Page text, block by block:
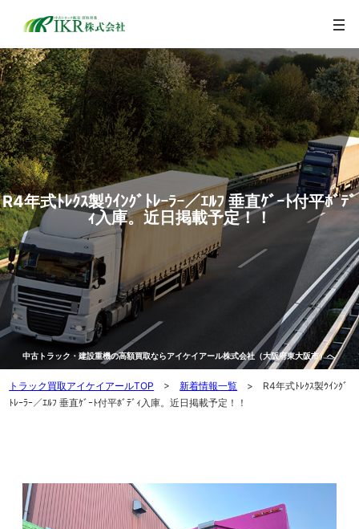
R4年式ﾄﾚｸｽ製ｳｲﾝｸﾞﾄﾚｰﾗｰ／ｴﾙﾌ 垂直ｹﾞｰﾄ付平ﾎﾞﾃﾞ
ｨ入庫。近日掲載予定！！
中古トラック・建設重機の高額買取ならアイケイアール株式会社（大阪府東大阪市）へ
トラック買取アイケイアールTOP >新着情報一覧 > R4年式ﾄﾚｸｽ製ｳｲﾝｸﾞ
ﾄﾚｰﾗｰ／ｴﾙﾌ 垂直ｹﾞｰﾄ付平ﾎﾞﾃﾞｨ入庫。近日掲載予定！！